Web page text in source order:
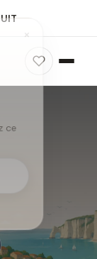
ce